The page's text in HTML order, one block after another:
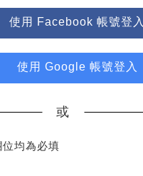
使用 Facebook 帳號登入
使用 Google 帳號登入
或
均為必填